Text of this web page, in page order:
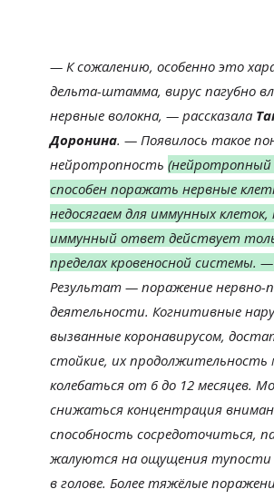
— К сожалению, особенно это
дельта-штамма, вирус пагубно
нервные волокна, — рассказала
Доронина. — Появилось такое
нейротропность (нейротропный
способен поражать нервные
недосягаем для иммунных клеток,
иммунный ответ действует
пределах кровеносной системы.
Результат — поражение нервно-
деятельности. Когнитивные
вызванные коронавирусом,
стойкие, их
колебаться от 6 до 12 месяцев.
снижаться концентрация
способность сосредоточиться,
жалуются на ощущения
в голове. Более тяжёлые